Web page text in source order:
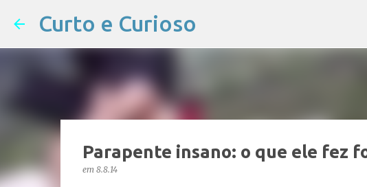
Curto e Curioso
Parapente insano: o que ele fez
em 8.8.14